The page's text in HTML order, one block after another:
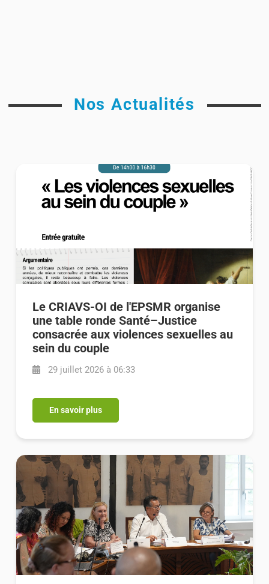
Nos Actualités
Le CRIAVS-OI de l'EPSMR organise
une table ronde Santé–Justice
consacrée aux violences sexuelles au
sein du couple
29 juillet 2026 à 06:33
En savoir plus